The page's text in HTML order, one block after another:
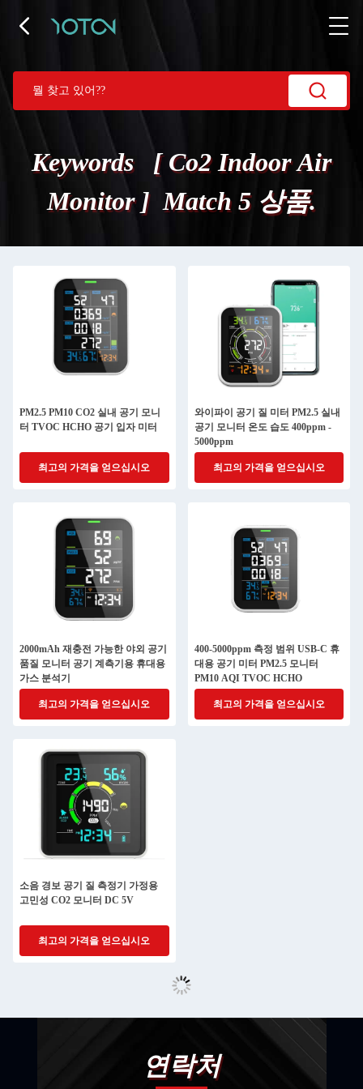
Keywords [ Co2 Indoor Air
Monitor ] Match 5 상품.
PM2.5 PM10 CO2 실내 공기 모니
터 TVOC HCHO 공기 입자 미터
최고의 가격을 얻으십시오
와이파이 공기 질 미터 PM2.5 실내
공기 모니터 온도 습도 400ppm -
5000ppm
최고의 가격을 얻으십시오
2000mAh 재충전 가능한 야외 공기
품질 모니터 공기 계측기용 휴대용
가스 분석기
최고의 가격을 얻으십시오
400-5000ppm 측정 범위 USB-C 휴
대용 공기 미터 PM2.5 모니터
PM10 AQI TVOC HCHO
최고의 가격을 얻으십시오
소음 경보 공기 질 측정기 가정용
고민성 CO2 모니터 DC 5V
최고의 가격을 얻으십시오
연락처